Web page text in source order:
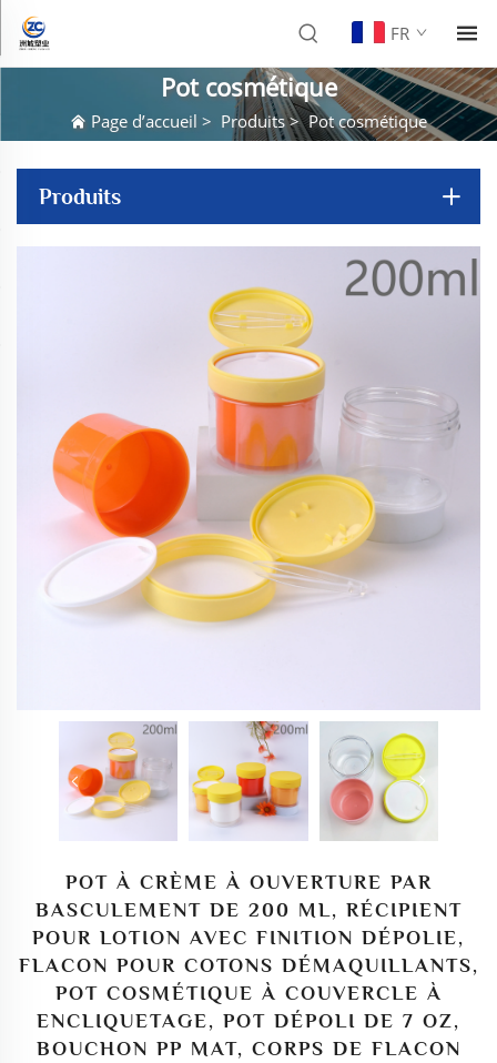
FR
Pot cosmétique
Page d’accueil > Produits>Pot cosmétique
Produits
POT À CRÈME À OUVERTURE PAR
BASCULEMENT DE 200 ML, RÉCIPIENT
POUR LOTION AVEC FINITION DÉPOLIE,
FLACON POUR COTONS DÉMAQUILLANTS,
POT COSMÉTIQUE À COUVERCLE À
ENCLIQUETAGE, POT DÉPOLI DE 7 OZ,
BOUCHON PP MAT, CORPS DE FLACON